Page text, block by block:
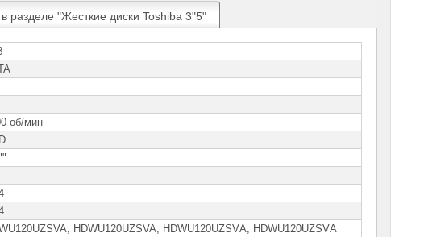
разделе "Жесткие диски Toshiba 3"5"
об/мин
HDWU120UZSVA, HDWU120UZSVА, НDWU120UZSVА